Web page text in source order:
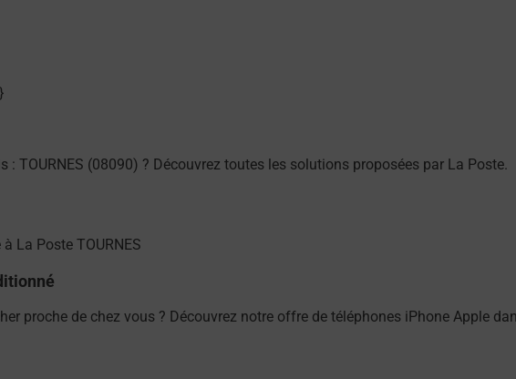
TOURNES (08090) ? Découvrez toutes les solutions proposées par La Poste.
proche de chez vous ? Découvrez notre offre de téléphones iPhone Apple